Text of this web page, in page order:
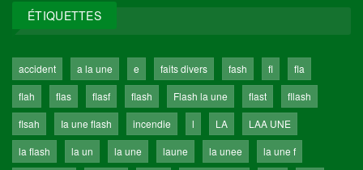
ÉTIQUETTES
accident a la une e faits divers fash fl
fla
flah
flas flasf flash Flash la une flast
fllash
flsah
Ia une flash incendie l LA
LAA UNE
la flash
la un la une laune la unee
la une f